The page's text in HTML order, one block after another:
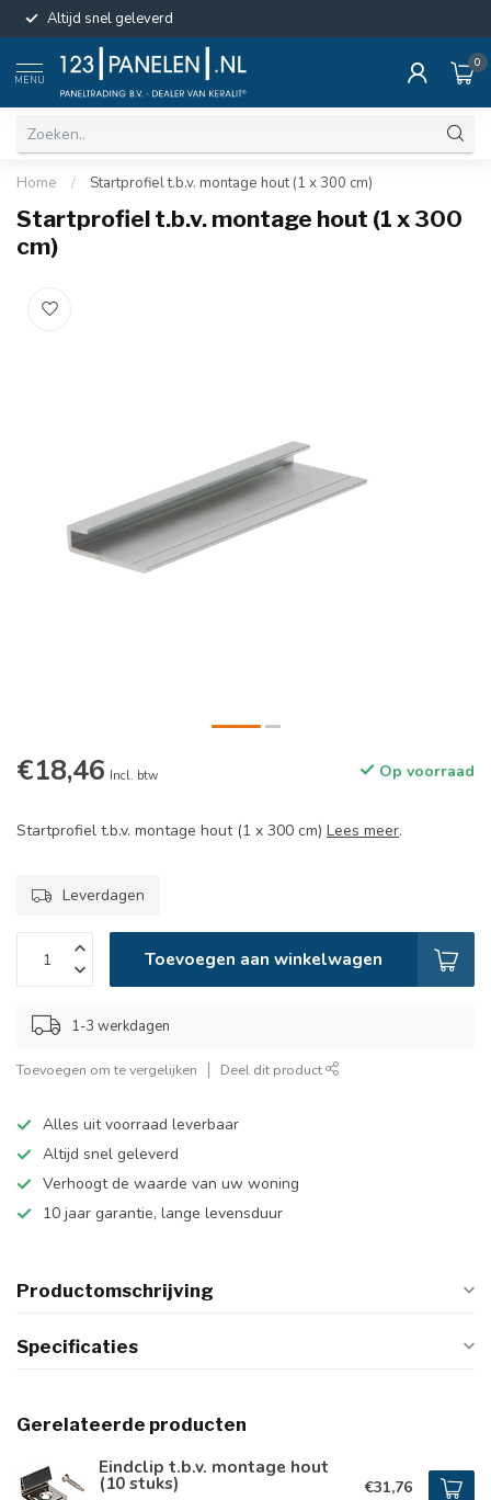
Altijd snel geleverd
MENU
0
Home / Startprofiel t.b.v. montage hout (1 x 300 cm)
Startprofiel t.b.v. montage hout (1 x 300
cm)
€18,46 Incl. btw Op voorraad
Startprofiel t.b.v. montage hout (1 x 300 cm) Lees meer.
Leverdagen
Toevoegen aan winkelwagen
1-3 werkdagen
Toevoegen om te vergelijken Deel dit product
Alles uit voorraad leverbaar
Altijd snel geleverd
Verhoogt de waarde van uw woning
10 jaar garantie, lange levensduur
Productomschrijving
Specificaties
Gerelateerde producten
Eindclip t.b.v. montage hout
(10 stuks) €31,76